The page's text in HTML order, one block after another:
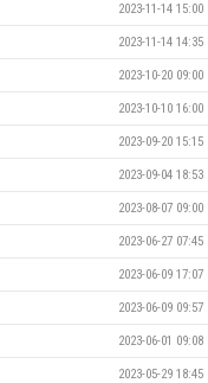
2023-11-14 15:00
2023-11-14 14:35
2023-10-20 09:00
2023-10-10 16:00
2023-09-20 15:15
2023-09-04 18:53
2023-08-07 09:00
2023-06-27 07:45
2023-06-09 17:07
2023-06-09 09:57
2023-06-01 09:08
2023-05-29 18:45